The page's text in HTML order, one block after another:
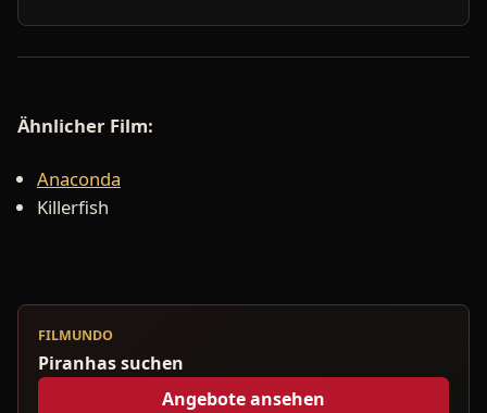
Ähnlicher Film:
Anaconda
Killerfish
FILMUNDO
Piranhas suchen
Angebote ansehen